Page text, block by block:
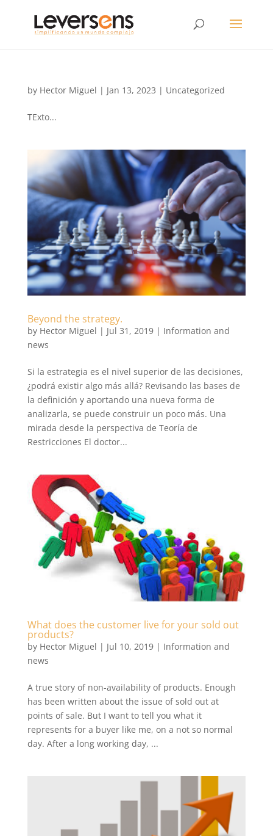
by Hector Miguel | Jan 13, 2023 | Uncategorized
TExto...
Beyond the strategy.
by Hector Miguel | Jul 31, 2019| Information and
news
Si la estrategia es el nivel superior de las decisiones,
¿podrá existir algo más allá? Revisando las bases de
la definición y aportando una nueva forma de
analizarla, se puede construir un poco más. Una
mirada desde la perspectiva de Teoría de
Restricciones El doctor...
What does the customer live for your sold out
products?
by Hector Miguel | Jul 10, 2019| Information and
news
A true story of non-availability of products. Enough
has been written about the issue of sold out at
points of sale. But I want to tell you what it
represents for a buyer like me, on a not so normal
day. After a long working day, ...